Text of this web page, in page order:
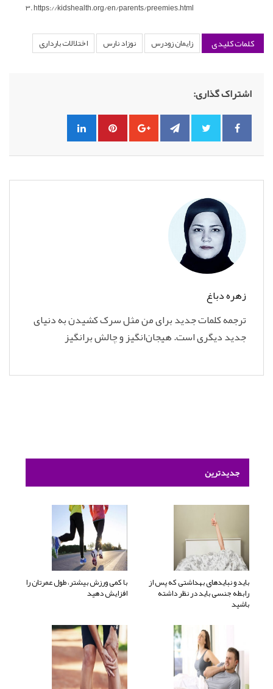
https://kidshealth.org/en/parents/preemies.html
کلمات کلیدی زایمان زودرس نوزاد نارس اختلالات بارداری
اشتراک گذاری:
زهره دباغ
ترجمه کلمات جدید برای من مثل سرک کشیدن به دنیای
جدید دیگری است. هیجان‌انگیز و چالش برانگیز
جدیدترین
باید و نبایدهای بهداشتی که پس از
رابطه جنسی باید در نظر داشته
باشید
با کمی ورزش بیشتر، طول عمرتان را
افزایش دهید